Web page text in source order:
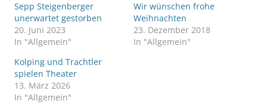
Sepp Steigenberger
unerwartet gestorben
20. Juni 2023
In "Allgemein"
Wir wünschen frohe
Weihnachten
23. Dezember 2018
In "Allgemein"
Kolping und Trachtler
spielen Theater
13. März 2026
In "Allgemein"